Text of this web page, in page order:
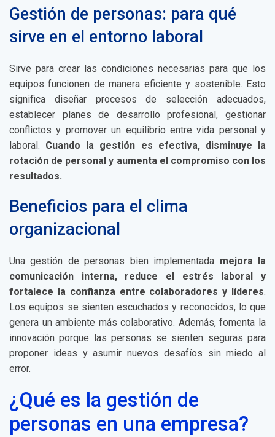
Gestión de personas: para qué
sirve en el entorno laboral
Sirve para crear las condiciones necesarias para que los
equipos funcionen de manera eficiente y sostenible. Esto
significa diseñar procesos de selección adecuados,
establecer planes de desarrollo profesional, gestionar
conflictos y promover un equilibrio entre vida personal y
laboral. Cuando la gestión es efectiva, disminuye la
rotación de personal y aumenta el compromiso con los
resultados.
Beneficios para el clima
organizacional
Una gestión de personas bien implementada mejora la
comunicación interna, reduce el estrés laboral y
fortalece la confianza entre colaboradores y líderes.
Los equipos se sienten escuchados y reconocidos, lo que
genera un ambiente más colaborativo. Además, fomenta la
innovación porque las personas se sienten seguras para
proponer ideas y asumir nuevos desafíos sin miedo al
error.
¿Qué es la gestión de
personas en una empresa?